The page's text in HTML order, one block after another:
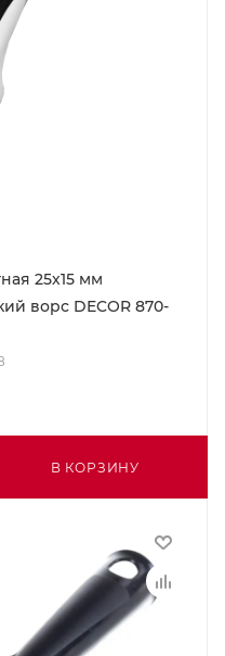
25х15 мм
870-
В КОРЗИНУ